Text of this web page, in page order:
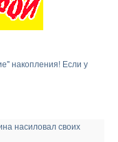
накопления! Если у
насиловал своих